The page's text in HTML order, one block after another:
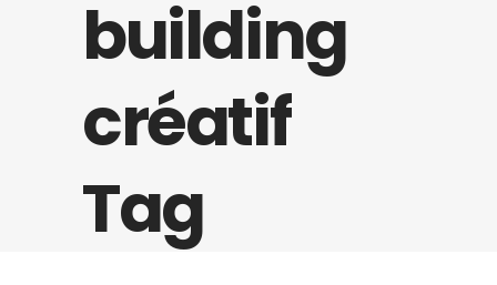
building
créatif
Tag